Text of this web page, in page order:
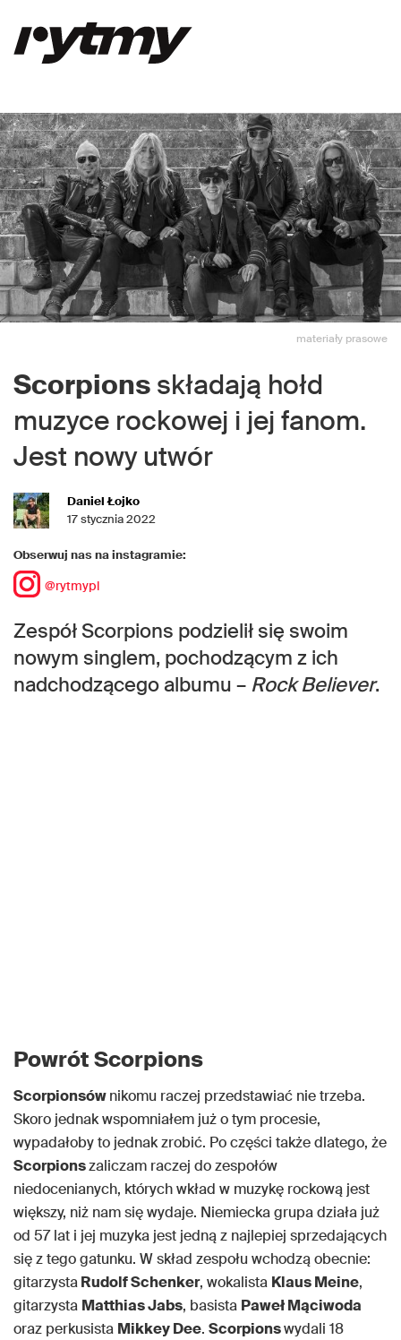
materiały prasowe
Scorpions składają hołd
muzyce rockowej i jej fanom.
Jest nowy utwór
Daniel Łojko
17 stycznia 2022
Obserwuj nas na instagramie:
@rytmypl
Zespół Scorpions podzielił się swoim
nowym singlem, pochodzącym z ich
nadchodzącego albumu – Rock Believer.
Powrót Scorpions
Scorpionsównikomu raczej przedstawiać nie trzeba.
Skoro jednak wspomniałem już o tym procesie,
wypadałoby to jednak zrobić. Po części także dlatego, że
Scorpionszaliczam raczej do zespołów
niedocenianych, których wkład w muzykę rockową jest
większy, niż nam się wydaje. Niemiecka grupa działa już
od 57 lat i jej muzyka jest jedną z najlepiej sprzedających
się z tego gatunku. W skład zespołu wchodzą obecnie:
gitarzystaRudolf Schenker, wokalista Klaus Meine,
gitarzysta Matthias Jabs, basista Paweł Mąciwoda
oraz perkusista Mikkey Dee. Scorpionswydali 18